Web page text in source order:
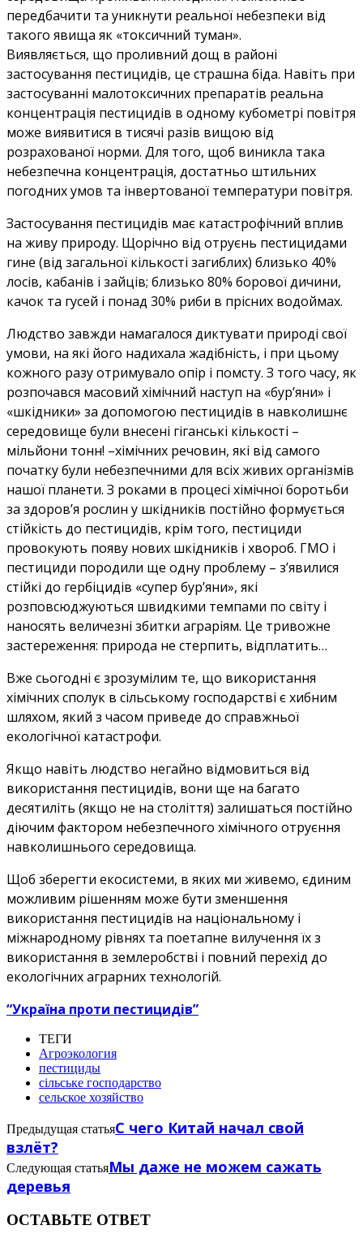
передбачити та уникнути реальної небезпеки від
такого явища як «токсичний туман».
Виявляється, що проливний дощ в районі
застосування пестицидів, це страшна біда. Навіть при
застосуванні малотоксичних препаратів реальна
концентрація пестицидів в одному кубометрі повітря
може виявитися в тисячі разів вищою від
розрахованої норми. Для того, щоб виникла така
небезпечна концентрація, достатньо штильних
погодних умов та інвертованої температури повітря.
Застосування пестицидів має катастрофічний вплив
на живу природу. Щорічно від отруєнь пестицидами
гине (від загальної кількості загиблих) близько 40%
лосів, кабанів і зайців; близько 80% борової дичини,
качок та гусей і понад 30% риби в прісних водоймах.
Людство завжди намагалося диктувати природі свої
умови, на які його надихала жадібність, і при цьому
кожного разу отримувало опір і помсту. З того часу, як
розпочався масовий хімічний наступ на «бур’яни» і
«шкідники» за допомогою пестицидів в навколишнє
середовище були внесені гіганські кількості –
мільйони тонн! –хімічних речовин, які від самого
початку були небезпечними для всіх живих організмів
нашої планети. З роками в процесі хімічної боротьби
за здоров’я рослин у шкідників постійно формується
стійкість до пестицидів, крім того, пестициди
провокують появу нових шкідників і хвороб. ГМО і
пестициди породили ще одну проблему – з’явилися
стійкі до гербіцидів «супер бур’яни», які
розповсюджуються швидкими темпами по світу і
наносять величезні збитки аграріям. Це тривожне
застереження: природа не стерпить, відплатить…
Вже сьогодні є зрозумілим те, що використання
хімічних сполук в сільському господарстві є хибним
шляхом, який з часом приведе до справжньої
екологічної катастрофи.
Якщо навіть людство негайно відмовиться від
використання пестицидів, вони ще на багато
десятиліть (якщо не на століття) залишаться постійно
діючим фактором небезпечного хімічного отруєння
навколишнього середовища.
Щоб зберегти екосистеми, в яких ми живемо, єдиним
можливим рішенням може бути зменшення
використання пестицидів на національному і
міжнародному рівнях та поетапне вилучення їх з
використання в землеробстві і повний перехід до
екологічних аграрних технологій.
“Україна проти пестицидів”
ТЕГИ
Агроэкология
пестициды
сільське господарство
сельское хозяйство
Предыдущая статьяС чего Китай начал свой
взлёт?
Следующая статьяМы даже не можем сажать
деревья
ОСТАВЬТЕ ОТВЕТ